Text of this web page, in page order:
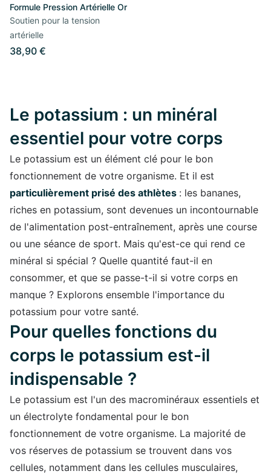
Formule Pression Artérielle Or
Soutien pour la tension
artérielle
38,90 €
Le potassium : un minéral
essentiel pour votre corps
Le potassium est un élément clé pour le bon
fonctionnement de votre organisme. Et il est
particulièrement prisé des athlètes : les bananes,
riches en potassium, sont devenues un incontournable
de l'alimentation post-entraînement, après une course
ou une séance de sport. Mais qu'est-ce qui rend ce
minéral si spécial ? Quelle quantité faut-il en
consommer, et que se passe-t-il si votre corps en
manque ? Explorons ensemble l'importance du
potassium pour votre santé.
Pour quelles fonctions du
corps le potassium est-il
indispensable ?
Le potassium est l'un des macrominéraux essentiels et
un électrolyte fondamental pour le bon
fonctionnement de votre organisme. La majorité de
vos réserves de potassium se trouvent dans vos
cellules, notamment dans les cellules musculaires,